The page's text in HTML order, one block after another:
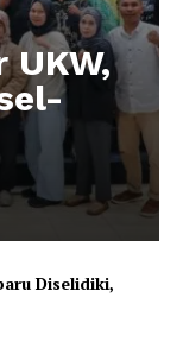
UKW,
Diselidiki,